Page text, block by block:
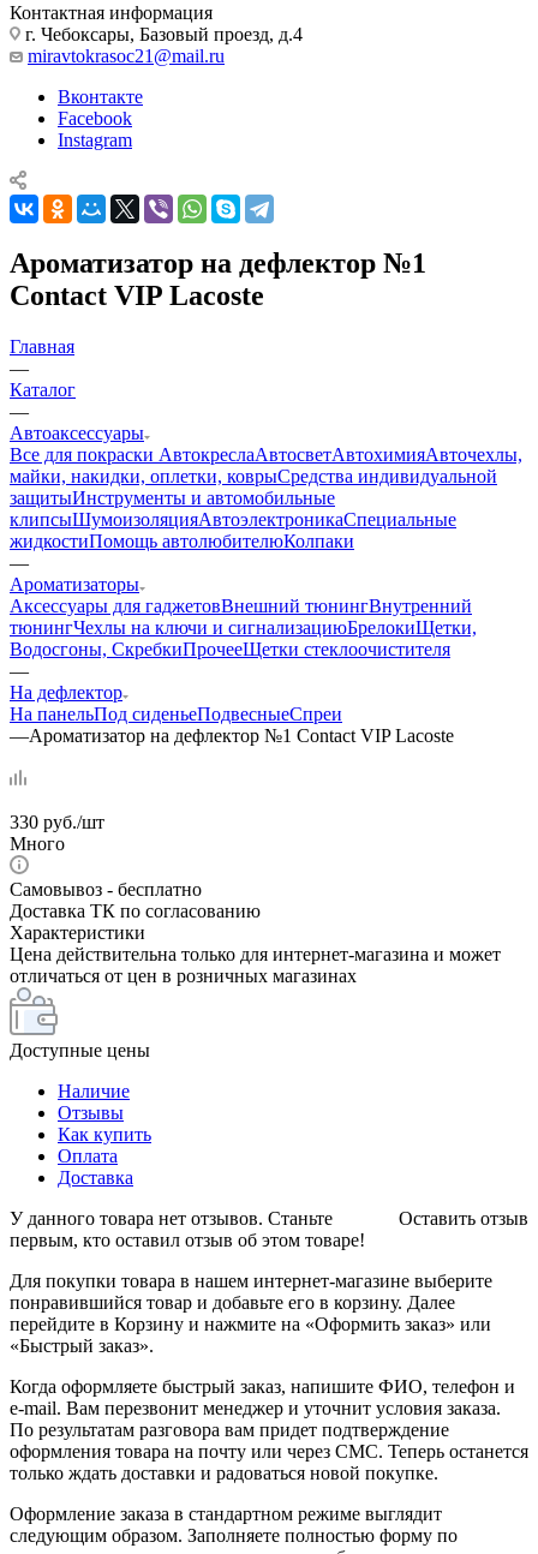
Контактная информация
г. Чебоксары, Базовый проезд, д.4
miravtokrasoc21@mail.ru
Вконтакте
Facebook
Instagram
Ароматизатор на дефлектор №1
Сontact VIP Lacoste
Главная
—
Каталог
—
Автоаксессуары
Все для покраски АвтокреслаАвтосветАвтохимияАвточехлы,
майки, накидки, оплетки, коврыСредства индивидуальной
защитыИнструменты и автомобильные
клипсыШумоизоляцияАвтоэлектроникаСпециальные
жидкостиПомощь автолюбителюКолпаки
—
Ароматизаторы
Аксессуары для гаджетовВнешний тюнингВнутренний
тюнингЧехлы на ключи и сигнализациюБрелокиЩетки,
Водосгоны, СкребкиПрочееЩетки стеклоочистителя
—
На дефлектор
На панельПод сиденьеПодвесныеСпреи
—Ароматизатор на дефлектор №1 Сontact VIP Lacoste
330 руб./шт
Много
Самовывоз - бесплатно
Доставка ТК по согласованию
Характеристики
Цена действительна только для интернет-магазина и может
отличаться от цен в розничных магазинах
Доступные цены
Наличие
Отзывы
Как купить
Оплата
Доставка
Оставить отзыв
У данного товара нет отзывов. Станьте
первым, кто оставил отзыв об этом товаре!
Для покупки товара в нашем интернет-магазине выберите
понравившийся товар и добавьте его в корзину. Далее
перейдите в Корзину и нажмите на «Оформить заказ» или
«Быстрый заказ».
Когда оформляете быстрый заказ, напишите ФИО, телефон и
e-mail. Вам перезвонит менеджер и уточнит условия заказа.
По результатам разговора вам придет подтверждение
оформления товара на почту или через СМС. Теперь останется
только ждать доставки и радоваться новой покупке.
Оформление заказа в стандартном режиме выглядит
следующим образом. Заполняете полностью форму по